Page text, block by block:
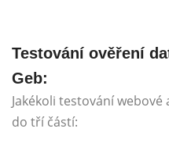
Testování ověření
Geb:
Jakékoli testování
do tří částí: